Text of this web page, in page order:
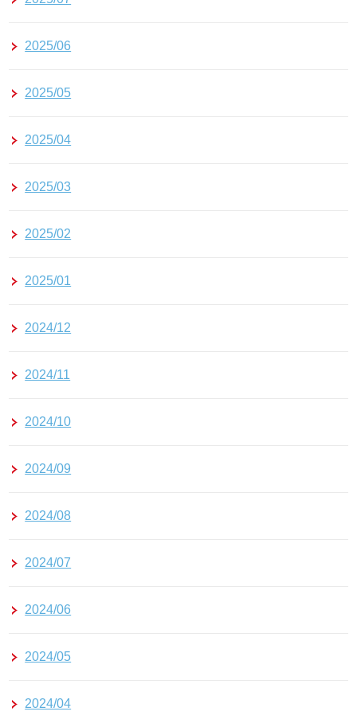
2025/06
2025/05
2025/04
2025/03
2025/02
2025/01
2024/12
2024/11
2024/10
2024/09
2024/08
2024/07
2024/06
2024/05
2024/04